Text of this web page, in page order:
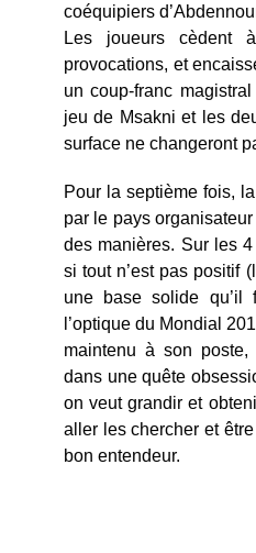
coéquipiers
Les joueurs cèdent
provocations, et
un coup-franc
jeu de Msakni et les
surface ne changeront
Pour la septième fois, la
par le pays
des manières. Sur les
si tout n’est pas positif
une base solide qu’il
l’optique du Mondial
maintenu à son poste,
dans une quête
on veut grandir et
aller les chercher et
bon entendeur.